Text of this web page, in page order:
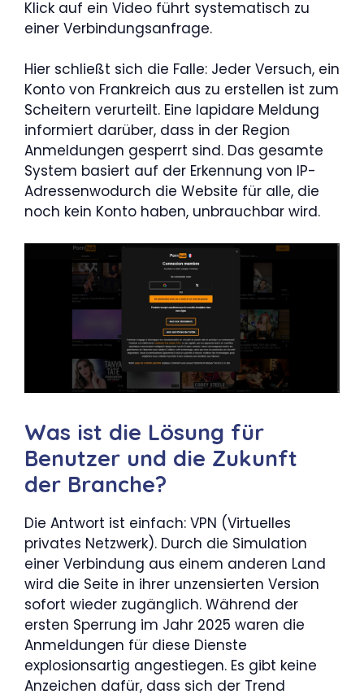
Klick auf ein Video führt systematisch zu
einer Verbindungsanfrage.
Hier schließt sich die Falle: Jeder Versuch, ein
Konto von Frankreich aus zu erstellen ist zum
Scheitern verurteilt. Eine lapidare Meldung
informiert darüber, dass in der Region
Anmeldungen gesperrt sind. Das gesamte
System basiert auf der Erkennung von IP-
Adressenwodurch die Website für alle, die
noch kein Konto haben, unbrauchbar wird.
Was ist die Lösung für
Benutzer und die Zukunft
der Branche?
Die Antwort ist einfach: VPN (Virtuelles
privates Netzwerk). Durch die Simulation
einer Verbindung aus einem anderen Land
wird die Seite in ihrer unzensierten Version
sofort wieder zugänglich. Während der
ersten Sperrung im Jahr 2025 waren die
Anmeldungen für diese Dienste
explosionsartig angestiegen. Es gibt keine
Anzeichen dafür, dass sich der Trend